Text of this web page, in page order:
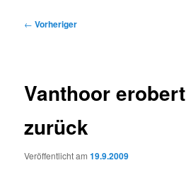
Beitragsnavigation
← Vorheriger
Vanthoor
zurück
Veröffentlicht am19.9.2009